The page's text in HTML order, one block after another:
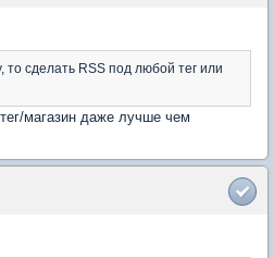
сделать RSS под любой тег или
магазин даже лучше чем